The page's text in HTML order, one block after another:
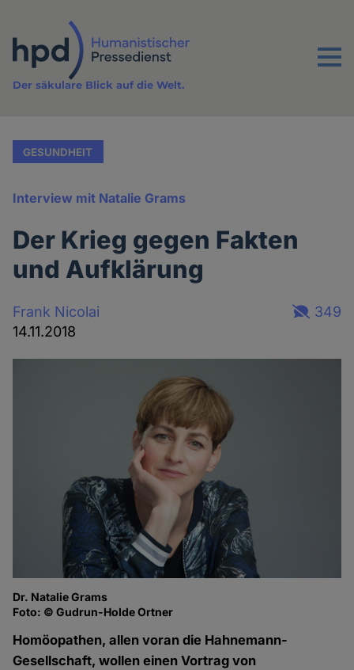
Inhalt
Menu
Der säkulare Blick auf die Welt.
GESUNDHEIT
Interview mit Natalie Grams
Der Krieg gegen Fakten
und Aufklärung
Frank Nicolai
14.11.2018
349
Dr. Natalie Grams
Foto: © Gudrun-Holde Ortner
Homöopathen, allen voran die Hahnemann-
Gesellschaft, wollen einen Vortrag von